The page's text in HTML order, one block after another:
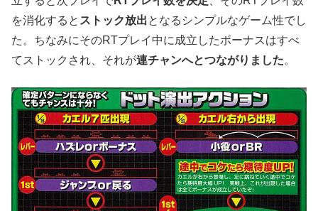
を消化すると ストック放出となるシンプルなゲーム性でし
た。ちなみにそのRTプレイ中に成立したボーナスはすべ
てストックされ、それが連チャンへとつながりました。